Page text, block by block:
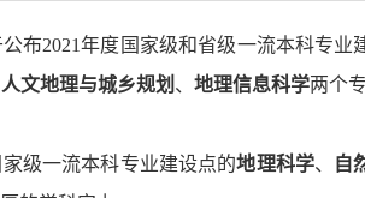
布2021年度国家级和省级一流本科专业
人文地理与城乡规划 、 地理信息科学两个
家级一流本科专业建设点的地理科学、 自